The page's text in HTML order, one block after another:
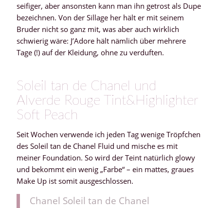
seifiger, aber ansonsten kann man ihn getrost als Dupe
bezeichnen. Von der Sillage her hält er mit seinem
Bruder nicht so ganz mit, was aber auch wirklich
schwierig wäre: J’Adore hält nämlich über mehrere
Tage (!) auf der Kleidung, ohne zu verduften.
Soleil tan de Chanel und
Alverde Rouge Tint&Highlighter
Soft Peach
Seit Wochen verwende ich jeden Tag wenige Tröpfchen
des Soleil tan de Chanel Fluid und mische es mit
meiner Foundation. So wird der Teint natürlich glowy
und bekommt ein wenig „Farbe“ – ein mattes, graues
Make Up ist somit ausgeschlossen.
Chanel Soleil tan de Chanel